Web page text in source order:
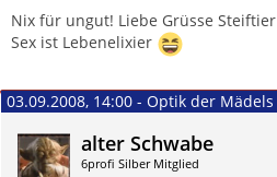
Nix für ungut! Liebe Grüsse Steiftier
Sex ist Lebenelixier
03.09.2008, 14:00 - Optik der Mädels
alter Schwabe
6profi Silber Mitglied